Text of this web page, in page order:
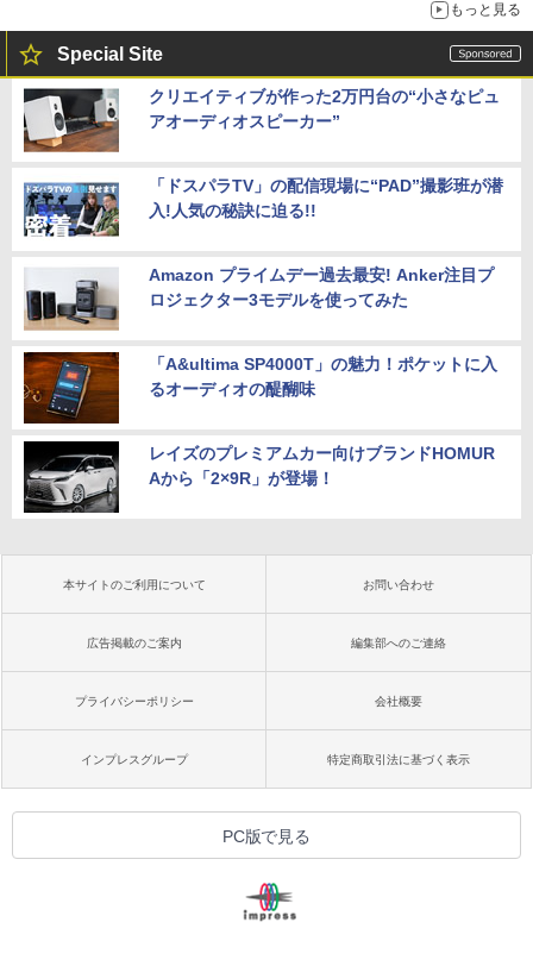
もっと見る
Special Site
クリエイティブが作った2万円台の“小さなピュ
アオーディオスピーカー”
「ドスパラTV」の配信現場に“PAD”撮影班が潜
入!人気の秘訣に迫る!!
Amazon プライムデー過去最安! Anker注目プ
ロジェクター3モデルを使ってみた
「A&ultima SP4000T」の魅力！ポケットに入
るオーディオの醍醐味
レイズのプレミアムカー向けブランドHOMUR
Aから「2×9R」が登場！
本サイトのご利用について お問い合わせ
広告掲載のご案内 編集部へのご連絡
プライバシーポリシー 会社概要
インプレスグループ 特定商取引法に基づく表示
PC版で見る